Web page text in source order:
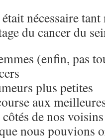
nécessaire
du cancer du
(enfin, pas
plus petites
aux
de nos
nous pouvions